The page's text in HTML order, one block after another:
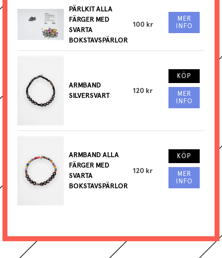
PÄRLKIT ALLA
FÄRGER MED
SVARTA
BOKSTAVSPÄRLOR
100 kr
MER
INFO
ARMBAND
SILVERSVART
120 kr
KÖP
MER
INFO
ARMBAND ALLA
FÄRGER MED
SVARTA
BOKSTAVSPÄRLOR
120 kr
KÖP
MER
INFO